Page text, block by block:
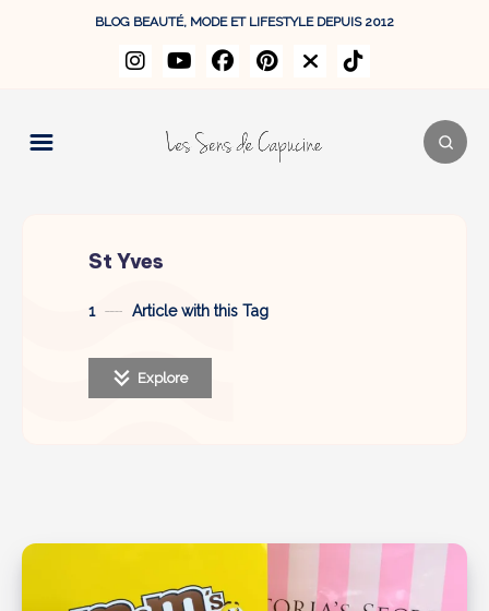
BLOG BEAUTÉ, MODE ET LIFESTYLE DEPUIS 2012
St Yves
1 Article with this Tag
Explore